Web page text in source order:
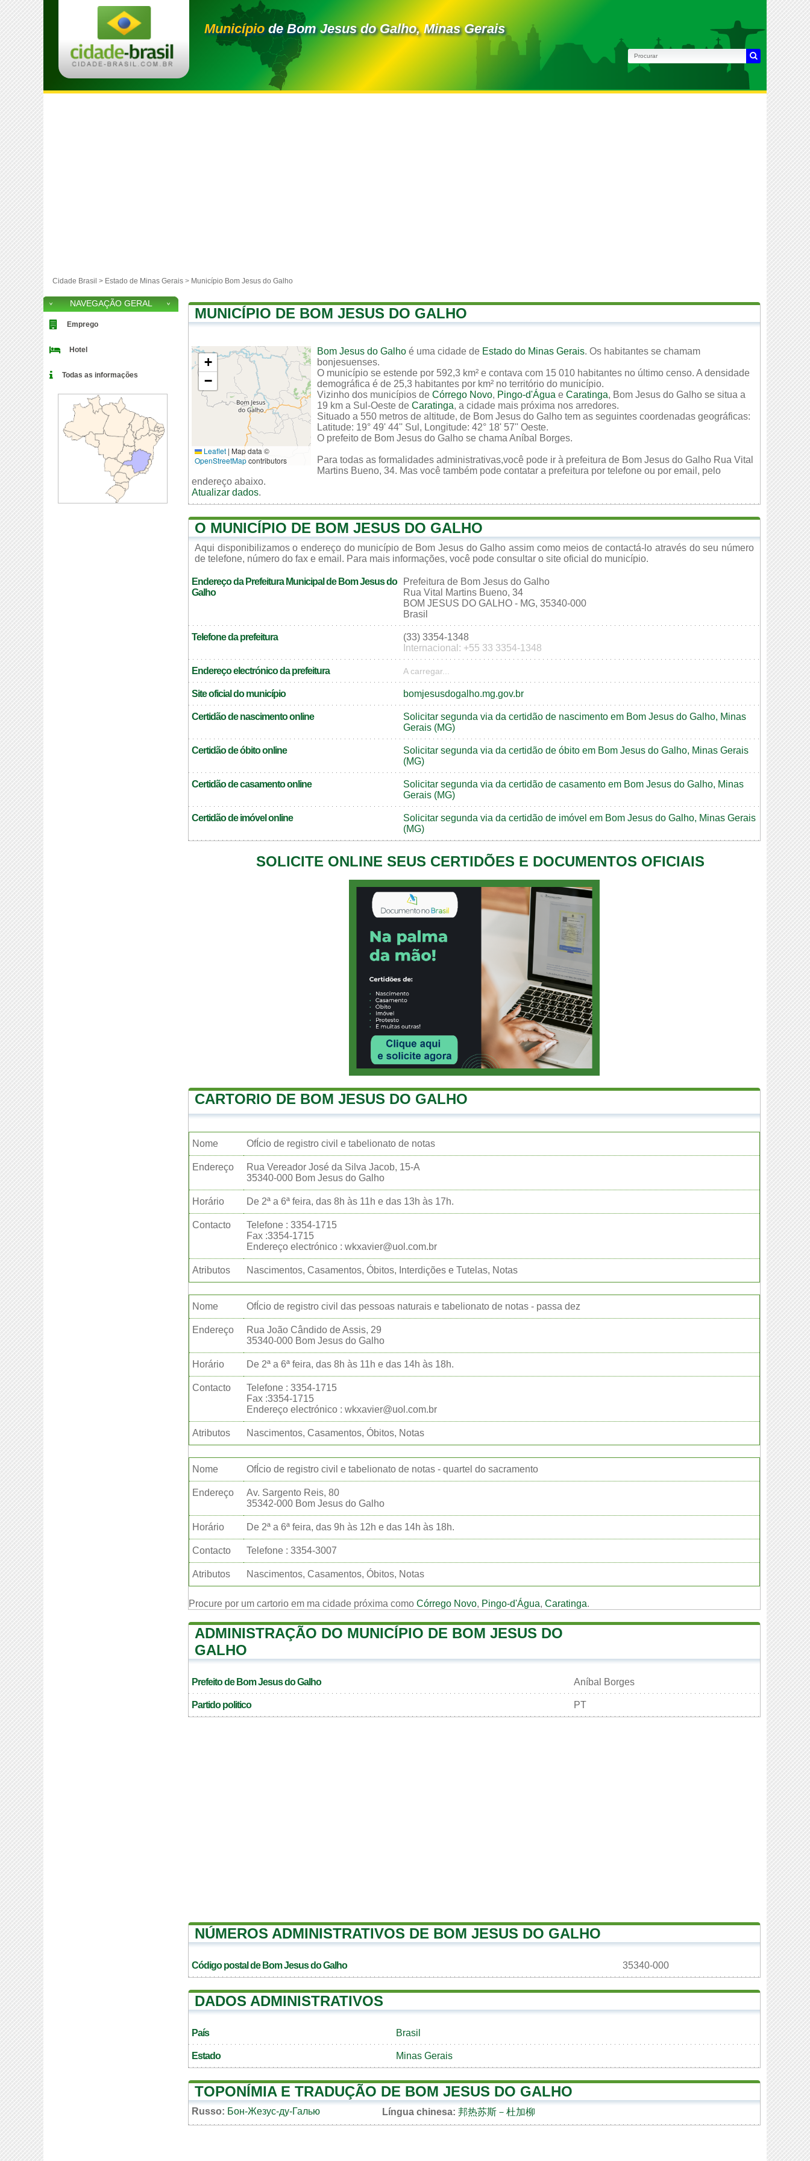
Municípiode Bom Jesus do Galho, Minas Gerais
Cidade Brasil > Estado de Minas Gerais > Município Bom Jesus do Galho
MUNICÍPIO DE BOM JESUS DO GALHO
+
−
Leaflet | Map data ©
OpenStreetMapcontributors
Bom Jesus do Galho é uma cidade de Estado do Minas Gerais. Os habitantes se chamam
bonjesuenses.
O município se estende por 592,3 km² e contava com 15 010 habitantes no último censo. A densidade
demográfica é de 25,3 habitantes por km² no território do município.
Vizinho dos municípios de Córrego Novo, Pingo-d'Água e Caratinga, Bom Jesus do Galho se situa a
19 km a Sul-Oeste de Caratinga, a cidade mais próxima nos arredores.
Situado a 550 metros de altitude, de Bom Jesus do Galho tem as seguintes coordenadas geográficas:
Latitude: 19° 49' 44'' Sul, Longitude: 42° 18' 57'' Oeste.
O prefeito de Bom Jesus do Galho se chama Aníbal Borges.
Para todas as formalidades administrativas,você pode ir à prefeitura de Bom Jesus do Galho Rua Vital
Martins Bueno, 34. Mas você também pode contatar a prefeitura por telefone ou por email, pelo
endereço abaixo.
Atualizar dados.
O MUNICÍPIO DE BOM JESUS DO GALHO
Aqui disponibilizamos o endereço do município de Bom Jesus do Galho assim como meios de contactá-lo através do seu número
de telefone, número do fax e email. Para mais informações, você pode consultar o site oficial do município.
Endereço da Prefeitura Municipal de Bom Jesus do
Galho
Prefeitura de Bom Jesus do Galho
Rua Vital Martins Bueno, 34
BOM JESUS DO GALHO - MG, 35340-000
Brasil
Telefone da prefeitura
(33) 3354-1348
Internacional: +55 33 3354-1348
Endereço electrónico da prefeitura A carregar...
Site oficial do município bomjesusdogalho.mg.gov.br
Certidão de nascimento online
Solicitar segunda via da certidão de nascimento em Bom Jesus do Galho, Minas
Gerais (MG)
Certidão de óbito online
Solicitar segunda via da certidão de óbito em Bom Jesus do Galho, Minas Gerais
(MG)
Certidão de casamento online
Solicitar segunda via da certidão de casamento em Bom Jesus do Galho, Minas
Gerais (MG)
Certidão de imóvel online
Solicitar segunda via da certidão de imóvel em Bom Jesus do Galho, Minas Gerais
(MG)
SOLICITE ONLINE SEUS CERTIDÕES E DOCUMENTOS OFICIAIS
CARTORIO DE BOM JESUS DO GALHO
Nome OfÍcio de registro civil e tabelionato de notas
Endereço
Rua Vereador José da Silva Jacob, 15-A
35340-000 Bom Jesus do Galho
Horário De 2ª a 6ª feira, das 8h às 11h e das 13h às 17h.
Contacto
Telefone : 3354-1715
Fax :3354-1715
Endereço electrónico : wkxavier@uol.com.br
Atributos Nascimentos, Casamentos, Óbitos, Interdições e Tutelas, Notas
Nome OfÍcio de registro civil das pessoas naturais e tabelionato de notas - passa dez
Endereço
Rua João Cândido de Assis, 29
35340-000 Bom Jesus do Galho
Horário De 2ª a 6ª feira, das 8h às 11h e das 14h às 18h.
Contacto
Telefone : 3354-1715
Fax :3354-1715
Endereço electrónico : wkxavier@uol.com.br
Atributos Nascimentos, Casamentos, Óbitos, Notas
Nome OfÍcio de registro civil e tabelionato de notas - quartel do sacramento
Endereço
Av. Sargento Reis, 80
35342-000 Bom Jesus do Galho
Horário De 2ª a 6ª feira, das 9h às 12h e das 14h às 18h.
Contacto Telefone : 3354-3007
Atributos Nascimentos, Casamentos, Óbitos, Notas
Procure por um cartorio em ma cidade próxima como Córrego Novo, Pingo-d'Água, Caratinga.
ADMINISTRAÇÃO DO MUNICÍPIO DE BOM JESUS DO
GALHO
Prefeito de Bom Jesus do Galho Aníbal Borges
Partido politico PT
NÚMEROS ADMINISTRATIVOS DE BOM JESUS DO GALHO
Código postal de Bom Jesus do Galho 35340-000
DADOS ADMINISTRATIVOS
País Brasil
Estado Minas Gerais
TOPONÍMIA E TRADUÇÃO DE BOM JESUS DO GALHO
Russo: Бон-Жезус-ду-Галью Língua chinesa: 邦热苏斯－杜加柳
NAVEGAÇÃO GERAL
Emprego
Hotel
Todas as informações